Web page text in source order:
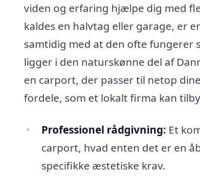
viden og erfaring hjælpe dig med
kaldes en halvtag eller garage, er
samtidig med at den ofte fungerer
ligger i den naturskønne del af
en carport, der passer til netop
fordele, som et lokalt firma kan
Professionel rådgivning: Et
carport, hvad enten det er en
specifikke æstetiske krav.